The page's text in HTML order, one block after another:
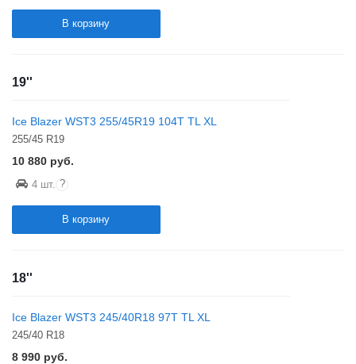
В корзину
19''
Ice Blazer WST3 255/45R19 104T TL XL
255/45 R19
10 880 руб.
4 шт. ?
В корзину
18''
Ice Blazer WST3 245/40R18 97T TL XL
245/40 R18
8 990 руб.